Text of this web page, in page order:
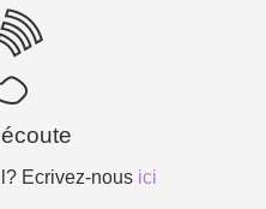
Ecrivez-nous ici